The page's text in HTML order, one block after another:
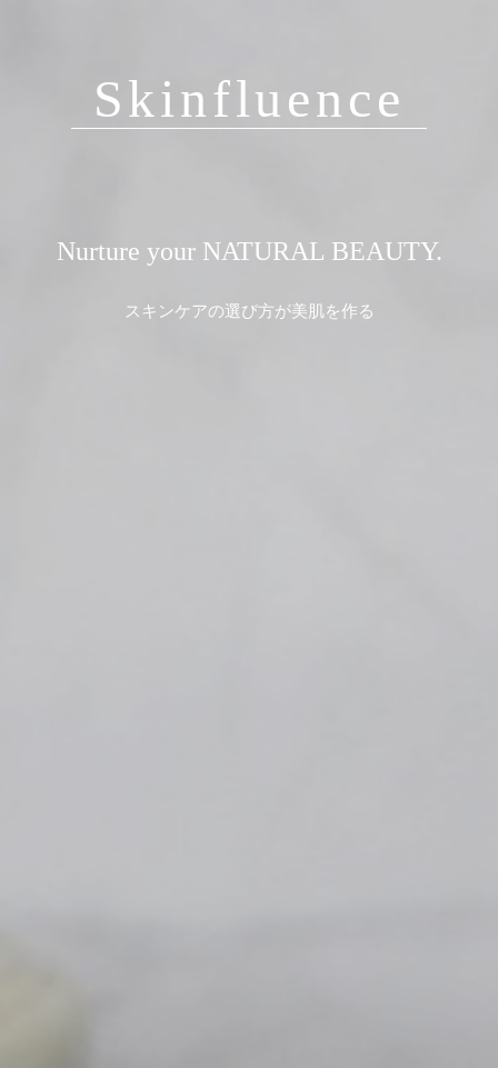
Skinfluence
Nurture your NATURAL BEAUTY.
スキンケアの選び方が美肌を作る